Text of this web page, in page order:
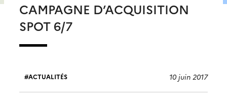
CAMPAGNE D’ACQUISITION
SPOT 6/7
ACTUALITÉS 10 juin 2017